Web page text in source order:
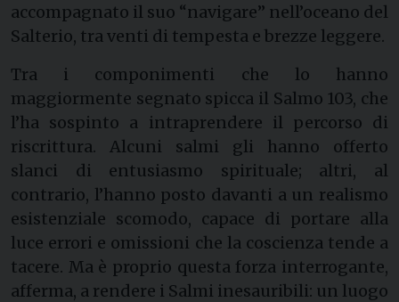
accompagnato il suo “navigare” nell’oceano del
Salterio, tra venti di tempesta e brezze leggere.
Tra i componimenti che lo hanno
maggiormente segnato spicca il Salmo 103, che
l’ha sospinto a intraprendere il percorso di
riscrittura. Alcuni salmi gli hanno offerto
slanci di entusiasmo spirituale; altri, al
contrario, l’hanno posto davanti a un realismo
esistenziale scomodo, capace di portare alla
luce errori e omissioni che la coscienza tende a
tacere. Ma è proprio questa forza interrogante,
afferma, a rendere i Salmi inesauribili: un luogo